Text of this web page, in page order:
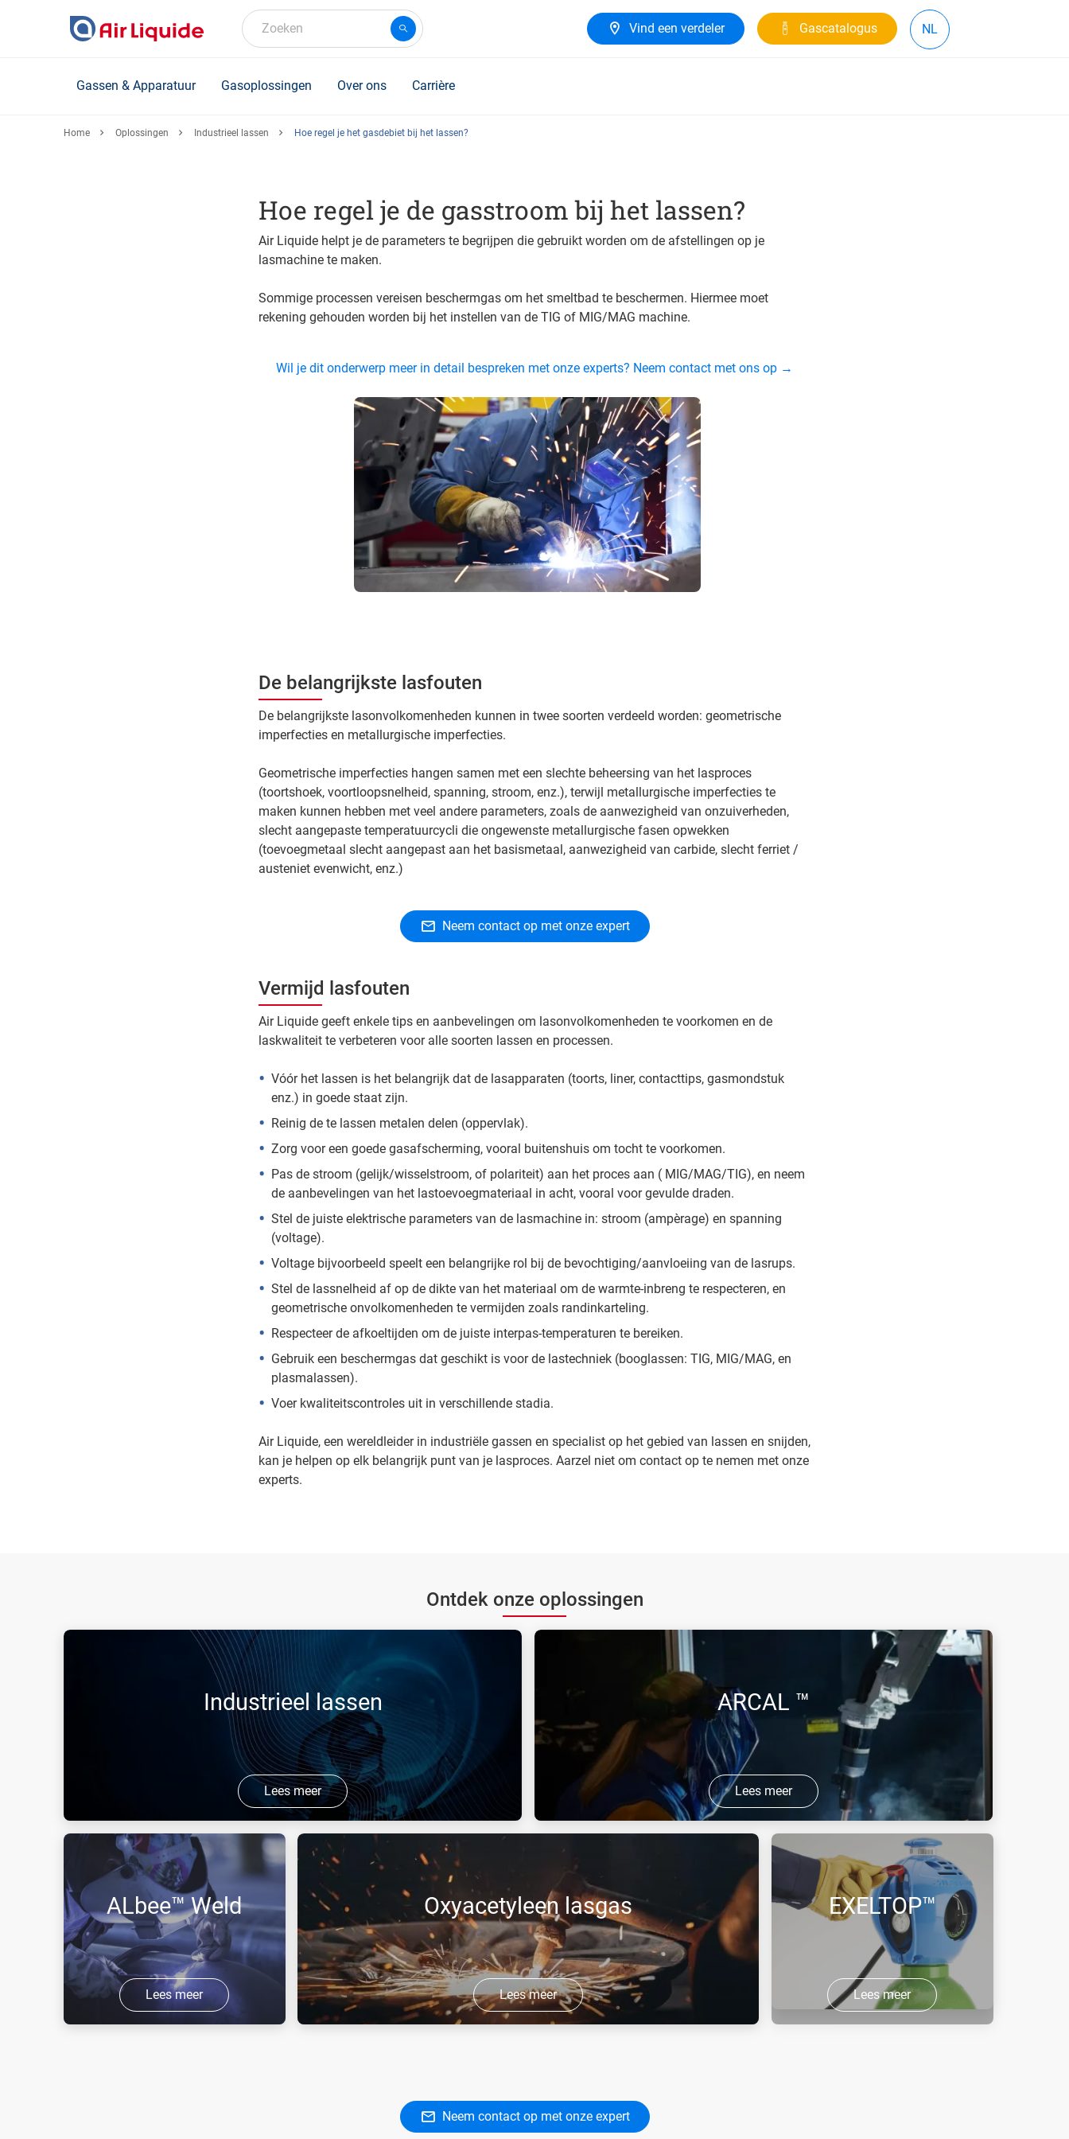
Zoeken Vind een verdeler Gascatalogus NL
Gassen & Apparatuur Gasoplossingen Over ons Carrière
Home Oplossingen Industrieel lassen Hoe regel je het gasdebiet bij het lassen?
Hoe regel je de gasstroom bij het lassen?
Air Liquide helpt je de parameters te begrijpen die gebruikt worden om de afstellingen op je
lasmachine te maken.
Sommige processen vereisen beschermgas om het smeltbad te beschermen. Hiermee moet
rekening gehouden worden bij het instellen van de TIG of MIG/MAG machine.
Wil je dit onderwerp meer in detail bespreken met onze experts? Neem contact met ons op →
De belangrijkste lasfouten
De belangrijkste lasonvolkomenheden kunnen in twee soorten verdeeld worden: geometrische
imperfecties en metallurgische imperfecties.
Geometrische imperfecties hangen samen met een slechte beheersing van het lasproces
(toortshoek, voortloopsnelheid, spanning, stroom, enz.), terwijl metallurgische imperfecties te
maken kunnen hebben met veel andere parameters, zoals de aanwezigheid van onzuiverheden,
slecht aangepaste temperatuurcycli die ongewenste metallurgische fasen opwekken
(toevoegmetaal slecht aangepast aan het basismetaal, aanwezigheid van carbide, slecht ferriet /
austeniet evenwicht, enz.)
Neem contact op met onze expert
Vermijd lasfouten
Air Liquide geeft enkele tips en aanbevelingen om lasonvolkomenheden te voorkomen en de
laskwaliteit te verbeteren voor alle soorten lassen en processen.
Vóór het lassen is het belangrijk dat de lasapparaten (toorts, liner, contacttips, gasmondstuk
enz.) in goede staat zijn.
Reinig de te lassen metalen delen (oppervlak).
Zorg voor een goede gasafscherming, vooral buitenshuis om tocht te voorkomen.
Pas de stroom (gelijk/wisselstroom, of polariteit) aan het proces aan ( MIG/MAG/TIG), en neem
de aanbevelingen van het lastoevoegmateriaal in acht, vooral voor gevulde draden.
Stel de juiste elektrische parameters van de lasmachine in: stroom (ampèrage) en spanning
(voltage).
Voltage bijvoorbeeld speelt een belangrijke rol bij de bevochtiging/aanvloeiing van de lasrups.
Stel de lassnelheid af op de dikte van het materiaal om de warmte-inbreng te respecteren, en
geometrische onvolkomenheden te vermijden zoals randinkarteling.
Respecteer de afkoeltijden om de juiste interpas-temperaturen te bereiken.
Gebruik een beschermgas dat geschikt is voor de lastechniek (booglassen: TIG, MIG/MAG, en
plasmalassen).
Voer kwaliteitscontroles uit in verschillende stadia.
Air Liquide, een wereldleider in industriële gassen en specialist op het gebied van lassen en snijden,
kan je helpen op elk belangrijk punt van je lasproces. Aarzel niet om contact op te nemen met onze
experts.
Ontdek onze oplossingen
Industrieel lassen
Lees meer
Air Liquide heeft gespecialiseerde gassen en diensten ontwikkeld voor
verschillende soorten toepassingen (lassen, snijden en verwarmen).
ARCAL ™
Lees meer
Een reeks gassen voor TIG, MIG, MAG en plasma lassen.
ALbee™ Weld
Lees meer
Oxyacetyleen lasgas
Lees meer
EXELTOP™
Lees meer
Neem contact op met onze expert